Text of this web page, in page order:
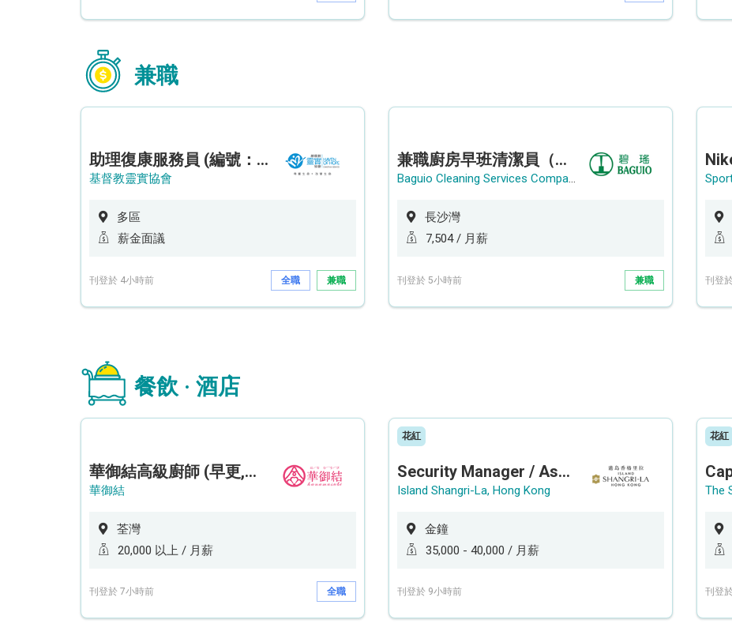
兼職
助理復康服務員 (編號：RSD/ARSW/CTE)
基督教靈實協會
多區
薪金面議
刊登於 4小時前 全職 兼職
兼職廚房早班清潔員（長沙灣）
Baguio Cleaning Services Company Limited
長沙灣
7,504 / 月薪
刊登於 5小時前 兼職 刊登
餐飲 · 酒店
華御結高級廚師 (早更,中央廚房)*底薪可達20k* (5天工作週)
華御結
荃灣
20,000 以上 / 月薪
刊登於 7小時前 全職
花紅
Security Manager / Assistant Security Manager
Island Shangri-La, Hong Kong
金鐘
35,000 - 40,000 / 月薪
刊登於 9小時前
花紅
The
刊登